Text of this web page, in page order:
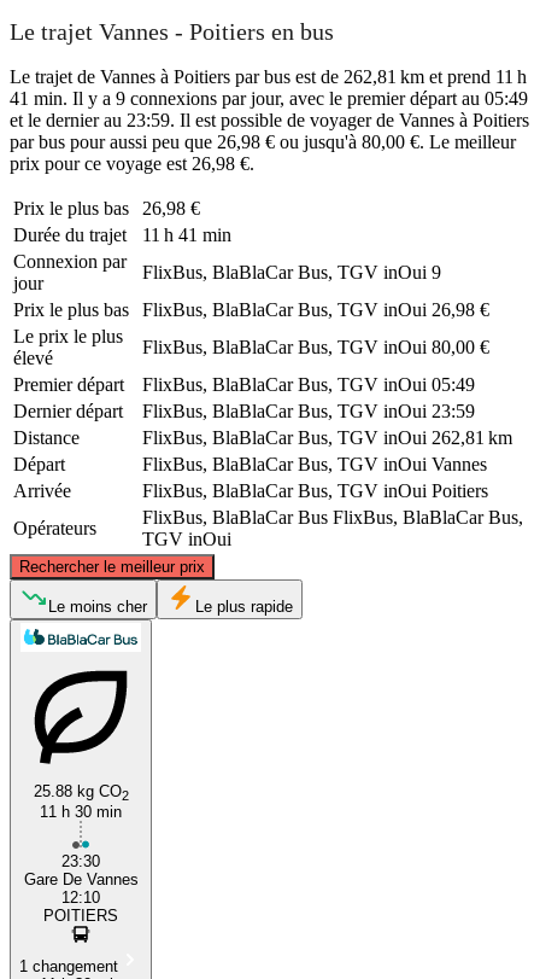
Le trajet Vannes - Poitiers en bus
Le trajet de Vannes à Poitiers par bus est de 262,81 km et prend 11 h
41 min. Il y a 9 connexions par jour, avec le premier départ au 05:49
et le dernier au 23:59. Il est possible de voyager de Vannes à Poitiers
par bus pour aussi peu que 26,98 € ou jusqu'à 80,00 €. Le meilleur
prix pour ce voyage est 26,98 €.
Prix ​​le plus bas
26,98 €
Durée du trajet
11 h 41 min
Connexion par
jour
FlixBus, BlaBlaCar Bus, TGV inOui 9
Prix ​​le plus bas
FlixBus, BlaBlaCar Bus, TGV inOui 26,98 €
Le prix le plus
élevé
FlixBus, BlaBlaCar Bus, TGV inOui 80,00 €
Premier départ
FlixBus, BlaBlaCar Bus, TGV inOui 05:49
Dernier départ
FlixBus, BlaBlaCar Bus, TGV inOui 23:59
Distance
FlixBus, BlaBlaCar Bus, TGV inOui 262,81 km
Départ
FlixBus, BlaBlaCar Bus, TGV inOui Vannes
Arrivée
FlixBus, BlaBlaCar Bus, TGV inOui Poitiers
Opérateurs
FlixBus, BlaBlaCar Bus FlixBus, BlaBlaCar Bus,
TGV inOui
Rechercher le meilleur prix
Vannes
Le moins cher Le plus rapide
25.88 kg CO2
11 h 30 min
23:30
Gare De Vannes
12:10
POITIERS
1 changement